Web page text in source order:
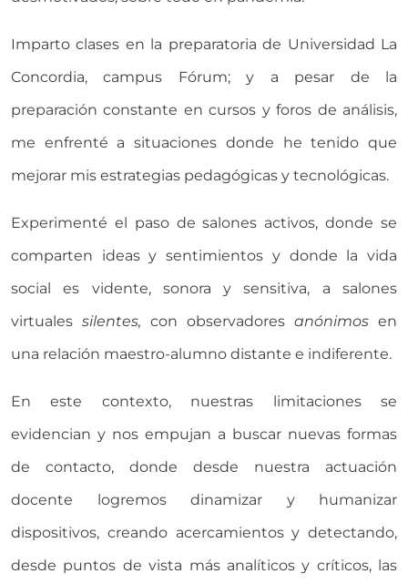
Imparto clases en la preparatoria de Universidad La
Concordia, campus Fórum; y a pesar de la
preparación constante en cursos y foros de análisis,
me enfrenté a situaciones donde he tenido que
mejorar mis estrategias pedagógicas y tecnológicas.
Experimenté el paso de salones activos, donde se
comparten ideas y sentimientos y donde la vida
social es vidente, sonora y sensitiva, a salones
virtuales silentes, con observadores anónimos en
una relación maestro-alumno distante e indiferente.
En este contexto, nuestras limitaciones se
evidencian y nos empujan a buscar nuevas formas
de contacto, donde desde nuestra actuación
docente logremos dinamizar y humanizar
dispositivos, creando acercamientos y detectando,
desde puntos de vista más analíticos y críticos, las